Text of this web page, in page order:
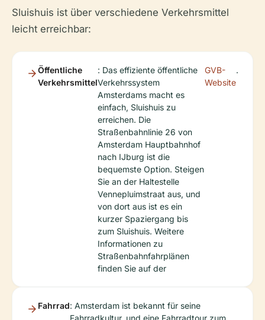
Sluishuis ist über verschiedene Verkehrsmittel
leicht erreichbar:
Öffentliche
Verkehrsmittel
: Das effiziente öffentliche
Verkehrssystem
Amsterdams macht es
einfach, Sluishuis zu
erreichen. Die
Straßenbahnlinie 26 von
Amsterdam Hauptbahnhof
nach IJburg ist die
bequemste Option. Steigen
Sie an der Haltestelle
Vennepluimstraat aus, und
von dort aus ist es ein
kurzer Spaziergang bis
zum Sluishuis. Weitere
Informationen zu
Straßenbahnfahrplänen
finden Sie auf der
GVB-
Website
.
Fahrrad: Amsterdam ist bekannt für seine
Fahrradkultur, und eine Fahrradtour zum